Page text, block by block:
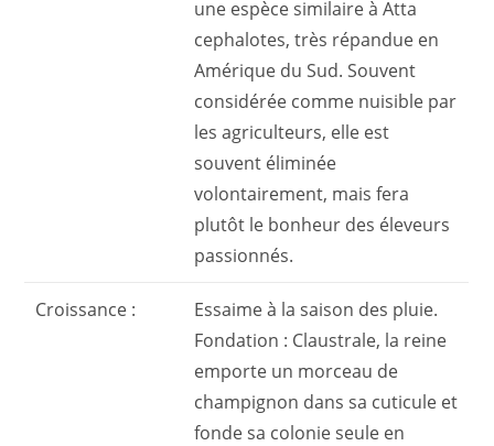
une espèce similaire à Atta
cephalotes, très répandue en
Amérique du Sud. Souvent
considérée comme nuisible par
les agriculteurs, elle est
souvent éliminée
volontairement, mais fera
plutôt le bonheur des éleveurs
passionnés.
Croissance :
Essaime à la saison des pluie.
Fondation : Claustrale, la reine
emporte un morceau de
champignon dans sa cuticule et
fonde sa colonie seule en